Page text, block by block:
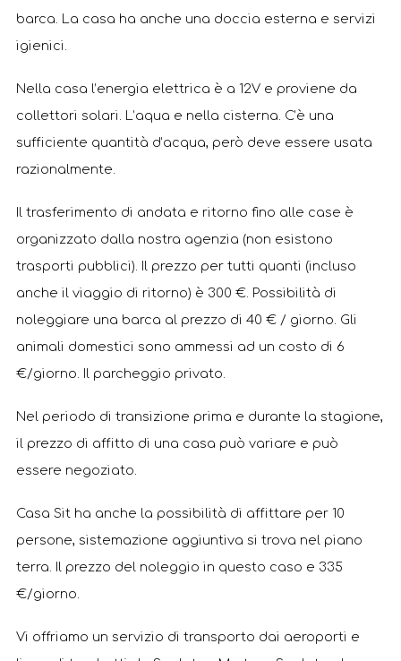
barca. La casa ha anche una doccia esterna e servizi
igienici.
Nella casa l’energia elettrica è a 12V e proviene da
collettori solari. L’aqua e nella cisterna. C’è una
sufficiente quantità d’acqua, però deve essere usata
razionalmente.
Il trasferimento di andata e ritorno fino alle case è
organizzato dalla nostra agenzia (non esistono
trasporti pubblici). Il prezzo per tutti quanti (incluso
anche il viaggio di ritorno) è 300 €. Possibilità di
noleggiare una barca al prezzo di 40 € / giorno. Gli
animali domestici sono ammessi ad un costo di 6
€/giorno. Il parcheggio privato.
Nel periodo di transizione prima e durante la stagione,
il prezzo di affitto di una casa può variare e può
essere negoziato.
Casa Sit ha anche la possibilità di affittare per 10
persone, sistemazione aggiuntiva si trova nel piano
terra. Il prezzo del noleggio in questo caso e 335
€/giorno.
Vi offriamo un servizio di transporto dai aeroporti e